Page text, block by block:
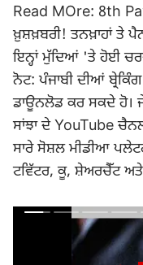
Read MOre: 8th
ਖ਼ੁਸ਼ਖ਼ਬਰੀ! ਤਨਖ਼ਾਹਾਂ ਤੇ
ਇਨ੍ਹਾਂ ਮੁੱਦਿਆਂ 'ਤੇ ਹੋਈ
ਨੋਟ: ਪੰਜਾਬੀ ਦੀਆਂ
ਡਾਊਨਲੋਡ ਕਰ ਸਕਦੇ ਹੋ। ਜੇ
ਸਾਂਝਾ ਦੇ YouTube
ਸਾਰੇ ਸੋਸ਼ਲ ਮੀਡੀਆ
ਟਵਿੱਟਰ, ਕੂ, ਸ਼ੇਅਰਚੈੱਟ